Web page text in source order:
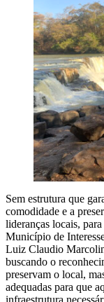
Sem estrutura que
comodidade e a
lideranças locais,
Município de
Luiz Claudio
buscando o
preservam o local,
adequadas para que
infraestrutura